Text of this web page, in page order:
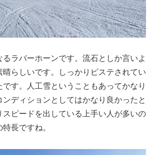
るラバーホーンです。流石としか言いよ
晴らしいです。しっかりピステされてい
す。人工雪ということもあってかなり
ディションとしてはかなり良かったと
スピードを出している上手い人が多いの
長ですね。